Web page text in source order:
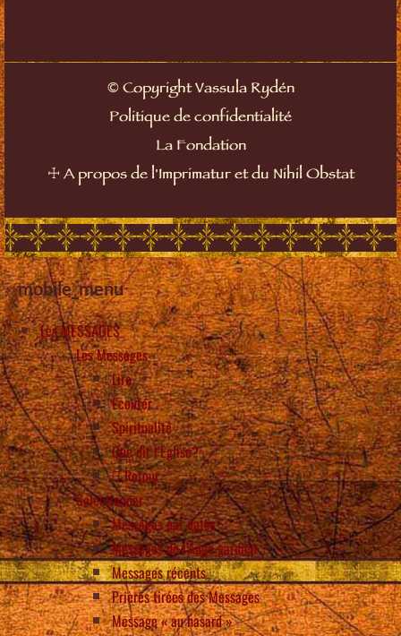
©Copyright Vassula Rydén
Politique de confidentialité
La Fondation
☩ A propos de l'Imprimatur et du Nihil Obstat
mobile_menu
Les MESSAGES
Les Messages
Lire
Écouter
Spiritualité
Que dit l’Eglise?
Retour
Selectionner
Messages par dates
Messages de l’Ange gardien
Messages récents
Prières tirées des Messages
Message « au hasard »